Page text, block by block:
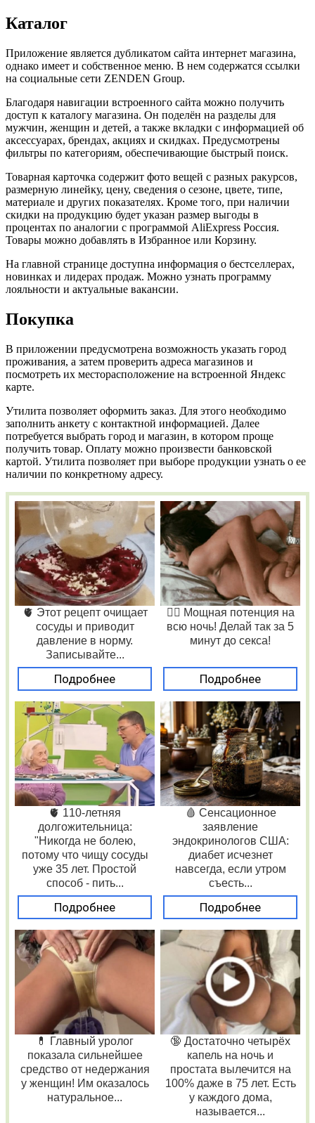
Каталог
Приложение является дубликатом сайта интернет магазина,
однако имеет и собственное меню. В нем содержатся ссылки
на социальные сети ZENDEN Group.
Благодаря навигации встроенного сайта можно получить
доступ к каталогу магазина. Он поделён на разделы для
мужчин, женщин и детей, а также вкладки с информацией об
аксессуарах, брендах, акциях и скидках. Предусмотрены
фильтры по категориям, обеспечивающие быстрый поиск.
Товарная карточка содержит фото вещей с разных ракурсов,
размерную линейку, цену, сведения о сезоне, цвете, типе,
материале и других показателях. Кроме того, при наличии
скидки на продукцию будет указан размер выгоды в
процентах по аналогии с программой AliExpress Россия.
Товары можно добавлять в Избранное или Корзину.
На главной странице доступна информация о бестселлерах,
новинках и лидерах продаж. Можно узнать программу
лояльности и актуальные вакансии.
Покупка
В приложении предусмотрена возможность указать город
проживания, а затем проверить адреса магазинов и
посмотреть их месторасположение на встроенной Яндекс
карте.
Утилита позволяет оформить заказ. Для этого необходимо
заполнить анкету с контактной информацией. Далее
потребуется выбрать город и магазин, в котором проще
получить товар. Оплату можно произвести банковской
картой. Утилита позволяет при выборе продукции узнать о ее
наличии по конкретному адресу.
🫀 Этот рецепт очищает
сосуды и приводит
давление в норму.
Записывайте...
Подробнее
❤️‍🔥 Мощная потенция на
всю ночь! Делай так за 5
минут до секса!
Подробнее
🫀 110-летняя
долгожительница:
"Никогда не болею,
потому что чищу сосуды
уже 35 лет. Простой
способ - пить...
Подробнее
🩸 Сенсационное
заявление
эндокринологов США:
диабет исчезнет
навсегда, если утром
съесть...
Подробнее
💊 Главный уролог
показала сильнейшее
средство от недержания
у женщин! Им оказалось
натуральное...
🔞 Достаточно четырёх
капель на ночь и
простата вылечится на
100% даже в 75 лет. Есть
у каждого дома,
называется...